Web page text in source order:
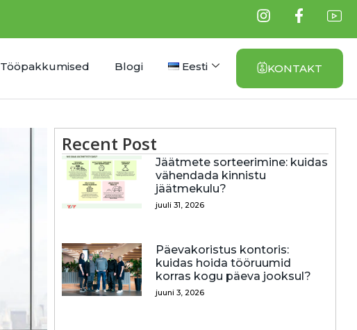
Tööpakkumised Blogi Eesti KONTAKT
Recent Post
Jäätmete sorteerimine: kuidas
vähendada kinnistu
jäätmekulu?
juuli 31, 2026
Päevakoristus kontoris:
kuidas hoida tööruumid
korras kogu päeva jooksul?
juuni 3, 2026